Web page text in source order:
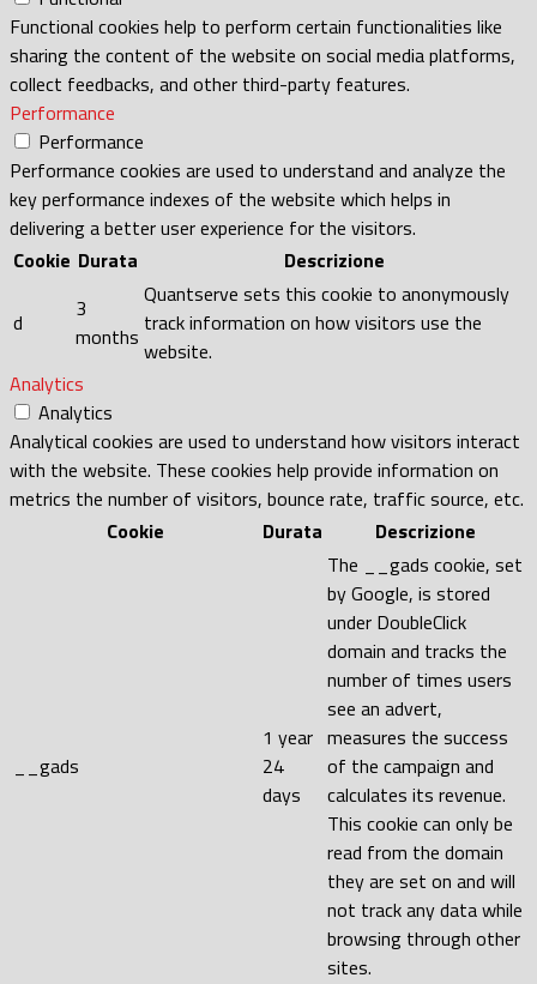
Functional cookies help to perform certain functionalities like
sharing the content of the website on social media platforms,
collect feedbacks, and other third-party features.
Performance
Performance
Performance cookies are used to understand and analyze the
key performance indexes of the website which helps in
delivering a better user experience for the visitors.
Cookie Durata Descrizione
d
3
months
Quantserve sets this cookie to anonymously
track information on how visitors use the
website.
Analytics
Analytics
Analytical cookies are used to understand how visitors interact
with the website. These cookies help provide information on
metrics the number of visitors, bounce rate, traffic source, etc.
Cookie
Durata Descrizione
__gads
1 year
24
days
The __gads cookie, set
by Google, is stored
under DoubleClick
domain and tracks the
number of times users
see an advert,
measures the success
of the campaign and
calculates its revenue.
This cookie can only be
read from the domain
they are set on and will
not track any data while
browsing through other
sites.